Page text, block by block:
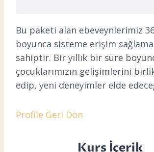
Bu paketi alan ebeveynlerimiz
boyunca sisteme erişim sağlama
sahiptir. Bir yıllık bir süre
çocuklarımızın gelişimlerini
edip, yeni deneyimler elde
Profile Geri Dön
Kurs İçerik